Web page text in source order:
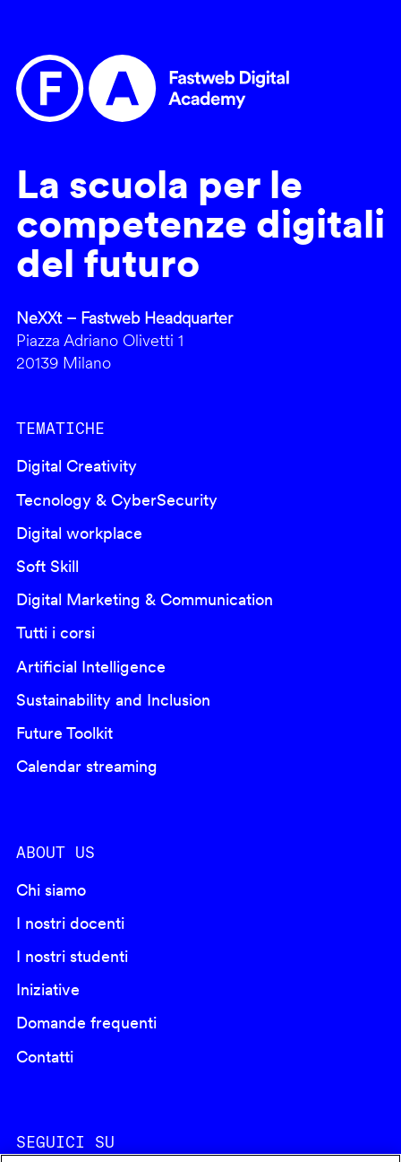
La scuola per le
competenze digitali
del futuro
NeXXt – Fastweb Headquarter
Piazza Adriano Olivetti 1
20139 Milano
TEMATICHE
Digital Creativity
Tecnology & CyberSecurity
Digital workplace
Soft Skill
Digital Marketing & Communication
Tutti i corsi
Artificial Intelligence
Sustainability and Inclusion
Future Toolkit
Calendar streaming
ABOUT US
Chi siamo
I nostri docenti
I nostri studenti
Iniziative
Domande frequenti
Contatti
SEGUICI SU